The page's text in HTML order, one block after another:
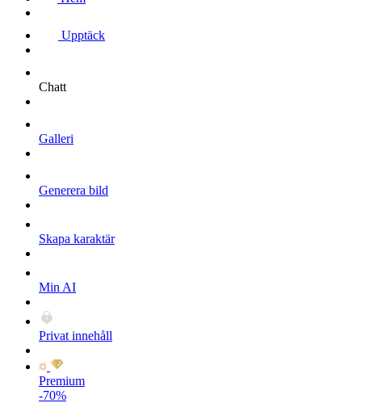
Upptäck
Chatt
Galleri
Generera bild
Skapa karaktär
Min AI
Privat innehåll
Premium
-70%